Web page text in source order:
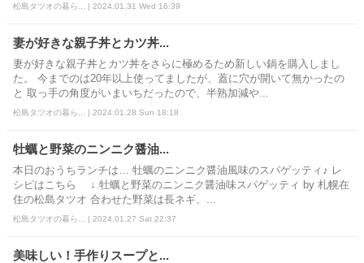
松島タツオの暮ら... | 2024.01.31 Wed 16:39
妻が好きな親子丼とカツ丼...
妻が好きな親子丼とカツ丼をさらに極めるため新しい鍋を購入しまし
た。 今までのは20年以上使ってましたが、蓋に穴が開いて無かったの
と 取っ手の角度がいまいちだったので、半熟加減や...
松島タツオの暮ら... | 2024.01.28 Sun 18:18
牡蠣と野菜のニンニク醤油...
本日のおうちランチは… 牡蠣のニンニク醤油風味のスパゲッティ♪ レ
シピはこちら ↓ 牡蠣と野菜のニンニク醤油味スパゲッティ by 札幌在
住の松島タツオ 合わせた野菜は長ネギ、...
松島タツオの暮ら... | 2024.01.27 Sat 22:37
美味しい！手作りスープと...